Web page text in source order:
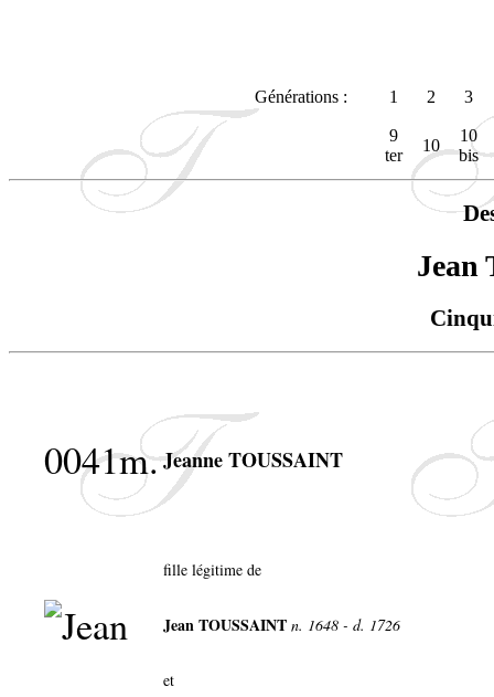
Générations : 1 2 3
9
ter
10
10
bis
Jean
0041m.Jeanne TOUSSAINT
fille légitime de
Jean TOUSSAINT n. 1648 - d. 1726
et